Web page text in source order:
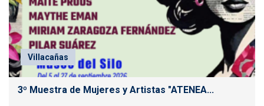
Villacañas
3º Muestra de Mujeres y Artistas "ATENEA...